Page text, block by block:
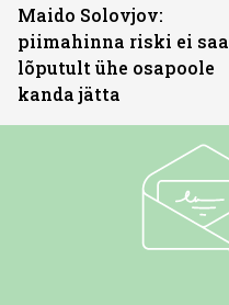
Maido Solovjov:
piimahinna riski ei saa
lõputult ühe osapoole
kanda jätta